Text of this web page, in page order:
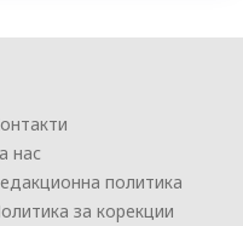
нас
политика
за корекции